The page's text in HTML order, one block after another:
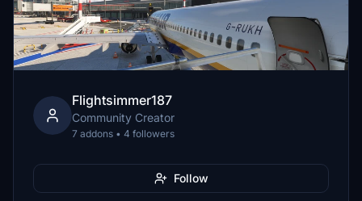
Flightsimmer187
Community Creator
7 addons • 4 followers
Follow